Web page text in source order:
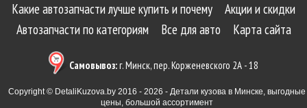
Какие автозапчасти лучше купить и почему
Акции и скидки
Автозапчасти по категориям
Все для авто Карта сайта
Самовывоз:г. Минск, пер. Корженевского 2А - 18
Copyright © DetaliKuzova.by 2016 - 2026 - Детали кузова в Минске, выгодные
цены, большой ассортимент